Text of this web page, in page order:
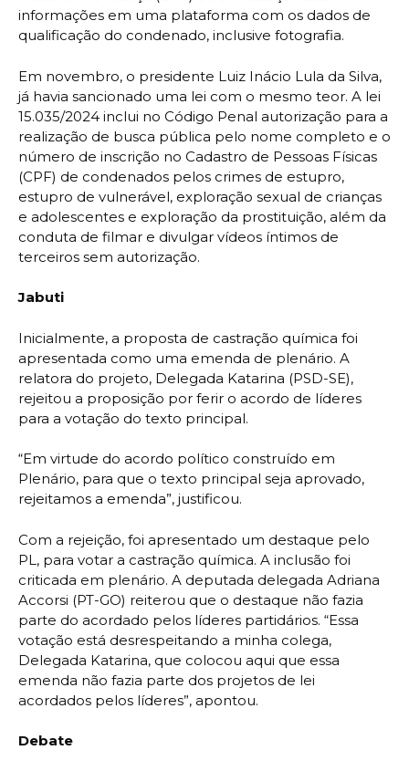
informações em uma plataforma com os dados de
qualificação do condenado, inclusive fotografia.
Em novembro, o presidente Luiz Inácio Lula da Silva,
já havia sancionado uma lei com o mesmo teor. A lei
15.035/2024 inclui no Código Penal autorização para a
realização de busca pública pelo nome completo e o
número de inscrição no Cadastro de Pessoas Físicas
(CPF) de condenados pelos crimes de estupro,
estupro de vulnerável, exploração sexual de crianças
e adolescentes e exploração da prostituição, além da
conduta de filmar e divulgar vídeos íntimos de
terceiros sem autorização.
Jabuti
Inicialmente, a proposta de castração química foi
apresentada como uma emenda de plenário. A
relatora do projeto, Delegada Katarina (PSD-SE),
rejeitou a proposição por ferir o acordo de líderes
para a votação do texto principal.
“Em virtude do acordo político construído em
Plenário, para que o texto principal seja aprovado,
rejeitamos a emenda”, justificou.
Com a rejeição, foi apresentado um destaque pelo
PL, para votar a castração química. A inclusão foi
criticada em plenário. A deputada delegada Adriana
Accorsi (PT-GO) reiterou que o destaque não fazia
parte do acordado pelos líderes partidários. “Essa
votação está desrespeitando a minha colega,
Delegada Katarina, que colocou aqui que essa
emenda não fazia parte dos projetos de lei
acordados pelos líderes”, apontou.
Debate